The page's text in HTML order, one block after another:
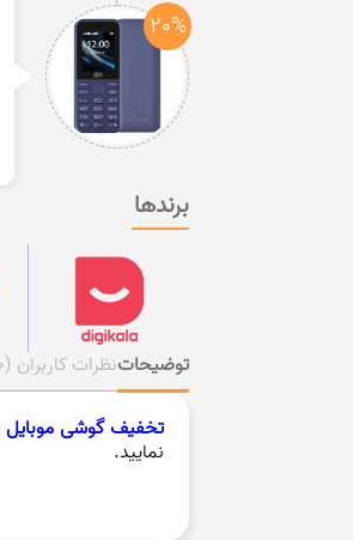
20%
برندها
توضیحاتنظرات کاربران (0)
تخفیف گوشی موبایل
نمایید.